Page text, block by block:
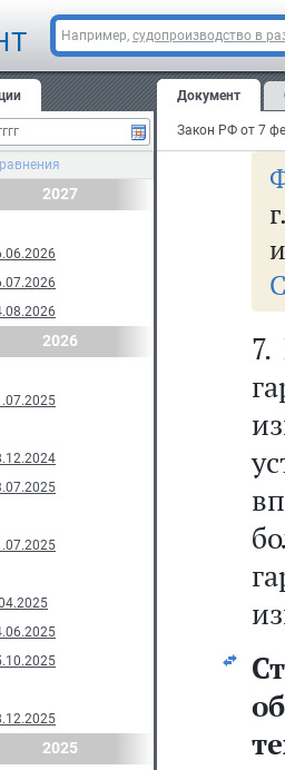
Например, судопроизводство в
2027
2026
2025
Документ
7.